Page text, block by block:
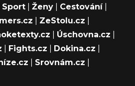
Sport Ženy Cestování|
ZeStolu.cz
Úschovna.cz
Fights.cz Dokina.cz
Srovnám.cz